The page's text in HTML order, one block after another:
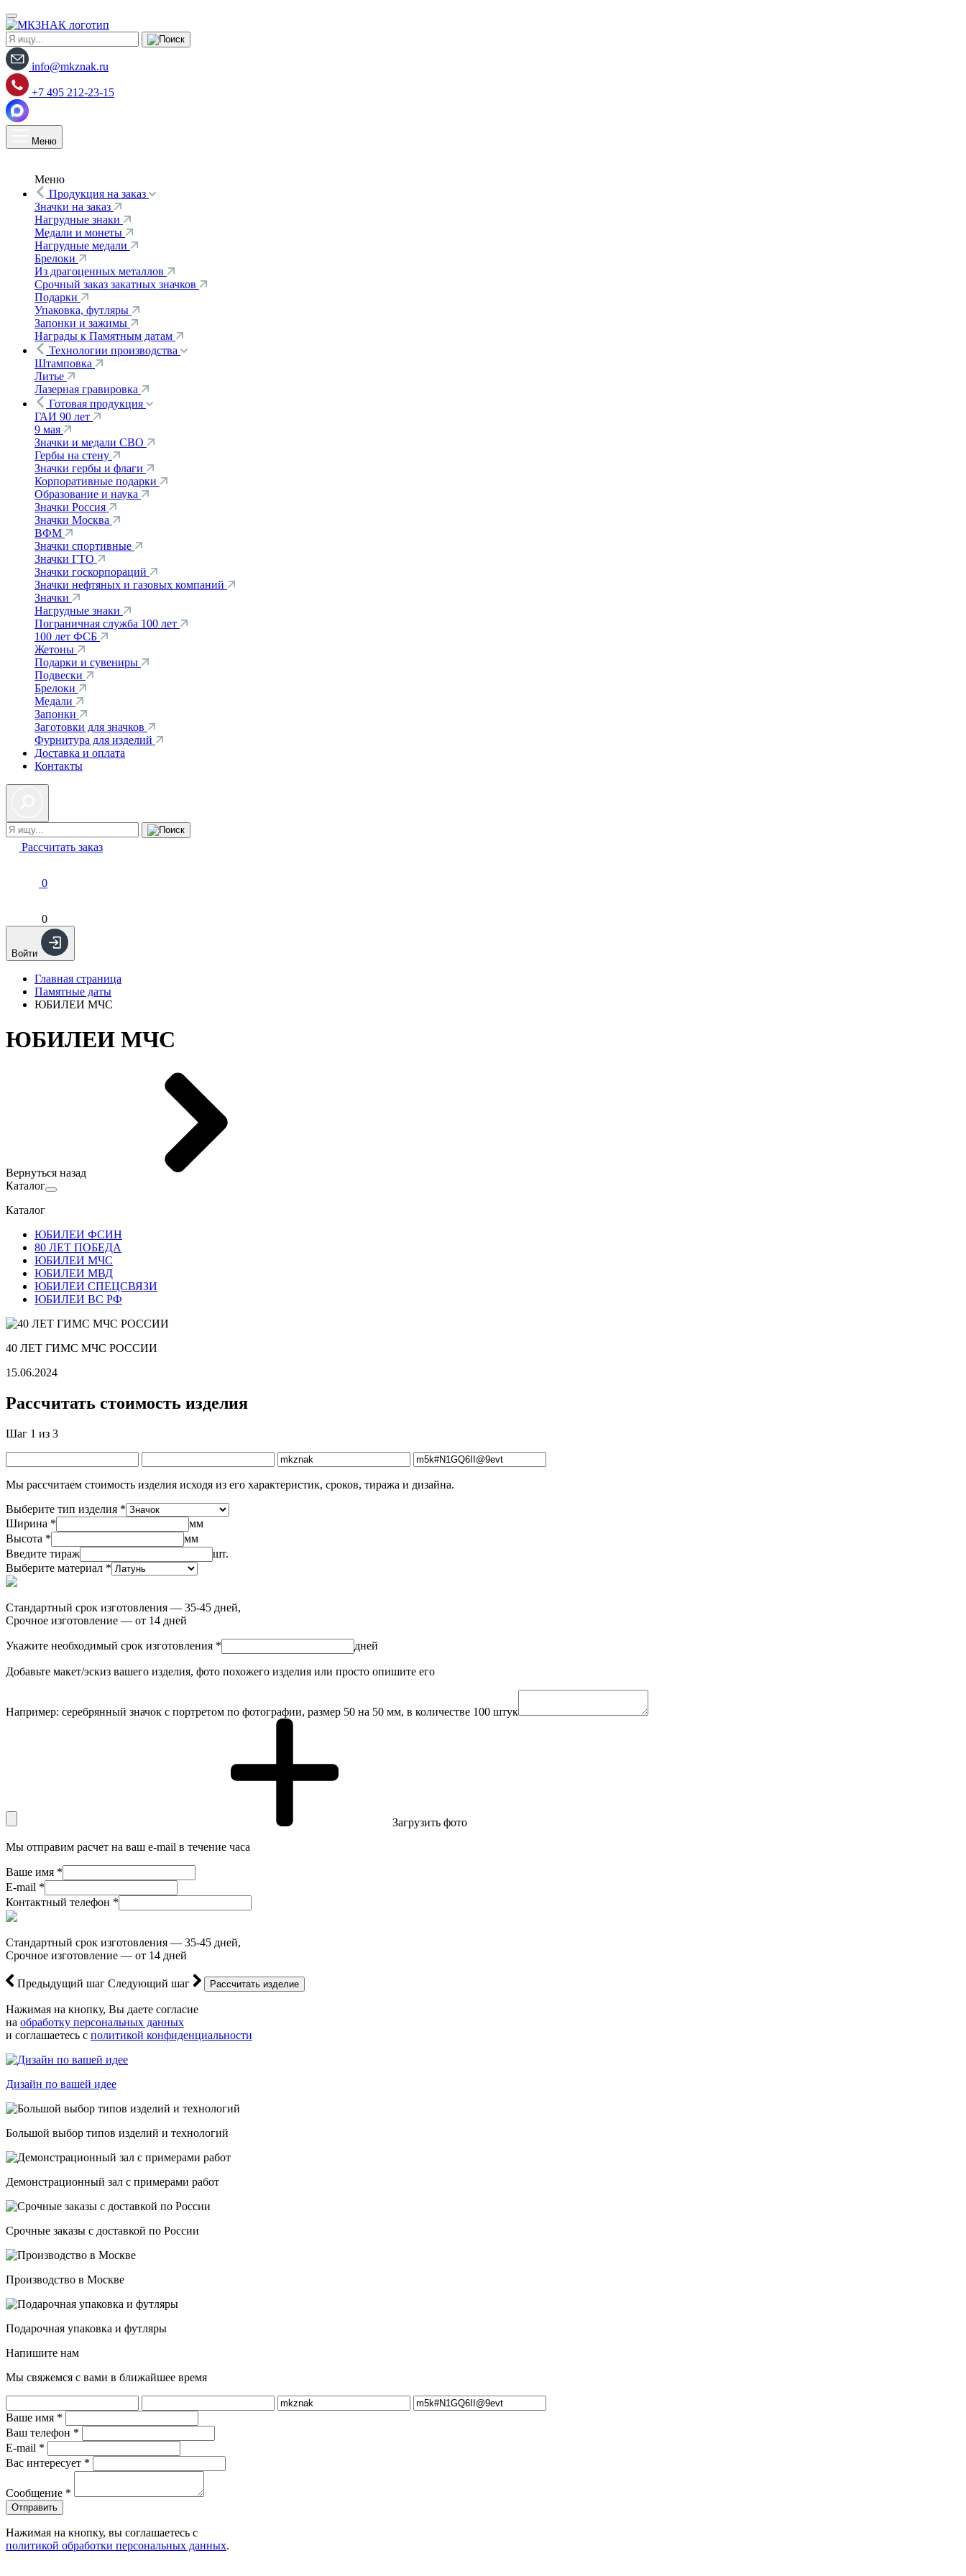
info@mkznak.ru
+7 495 212-23-15
Меню
Меню
Продукция на заказ
Значки на заказ
Нагрудные знаки
Медали и монеты
Нагрудные медали
Брелоки
Из драгоценных металлов
Срочный заказ закатных значков
Подарки
Упаковка, футляры
Запонки и зажимы
Награды к Памятным датам
Технологии производства
Штамповка
Литье
Лазерная гравировка
Готовая продукция
ГАИ 90 лет
9 мая
Значки и медали СВО
Гербы на стену
Значки гербы и флаги
Корпоративные подарки
Образование и наука
Значки Россия
Значки Москва
ВФМ
Значки спортивные
Значки ГТО
Значки госкорпораций
Значки нефтяных и газовых компаний
Значки
Нагрудные знаки
Пограничная служба 100 лет
100 лет ФСБ
Жетоны
Подарки и сувениры
Подвески
Брелоки
Медали
Запонки
Заготовки для значков
Фурнитура для изделий
Доставка и оплата
Контакты
Рассчитать заказ
0
0
Войти
Главная страница
Памятные даты
ЮБИЛЕИ МЧС
ЮБИЛЕИ МЧС
Вернуться назад
Каталог
Каталог
ЮБИЛЕИ ФСИН
80 ЛЕТ ПОБЕДА
ЮБИЛЕИ МЧС
ЮБИЛЕИ МВД
ЮБИЛЕИ СПЕЦСВЯЗИ
ЮБИЛЕИ ВС РФ
40 ЛЕТ ГИМС МЧС РОССИИ
15.06.2024
Рассчитать стоимость изделия
Шаг 1 из 3
Мы рассчитаем стоимость изделия исходя из его характеристик, сроков, тиража и дизайна.
Выберите тип изделия *
Ширина *
мм
Высота *
мм
Введите тираж
шт.
Выберите материал *
Стандартный срок изготовления — 35-45 дней,
Срочное изготовление — от 14 дней
Укажите необходимый срок изготовления * дней
Добавьте макет/эскиз вашего изделия, фото похожего изделия или просто опишите его
Например: серебрянный значок с портретом по фотографии, размер 50 на 50 мм, в количестве 100 штук
Загрузить фото
Мы отправим расчет на ваш e-mail в течение часа
Ваше имя *
E-mail *
Контактный телефон *
Стандартный срок изготовления — 35-45 дней,
Срочное изготовление — от 14 дней
Предыдущий шаг Следующий шаг
Нажимая на кнопку, Вы даете согласие
на обработку персональных данных
и соглашаетесь с политикой конфиденциальности
Дизайн по вашей идее
Большой выбор типов изделий и технологий
Демонстрационный зал с примерами работ
Срочные заказы с доставкой по России
Производство в Москве
Подарочная упаковка и футляры
Напишите нам
Мы свяжемся с вами в ближайшее время
Ваше имя *
Ваш телефон *
E-mail *
Вас интересует *
Сообщение *
Нажимая на кнопку, вы соглашаетесь с
политикой обработки персональных данных.